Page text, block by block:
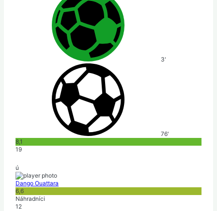
3'
76'
8,1
19
ú
Dango Ouattara
6,6
Náhradníci
12